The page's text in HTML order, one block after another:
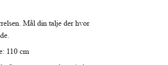
Mål din talje der hvor
110 cm